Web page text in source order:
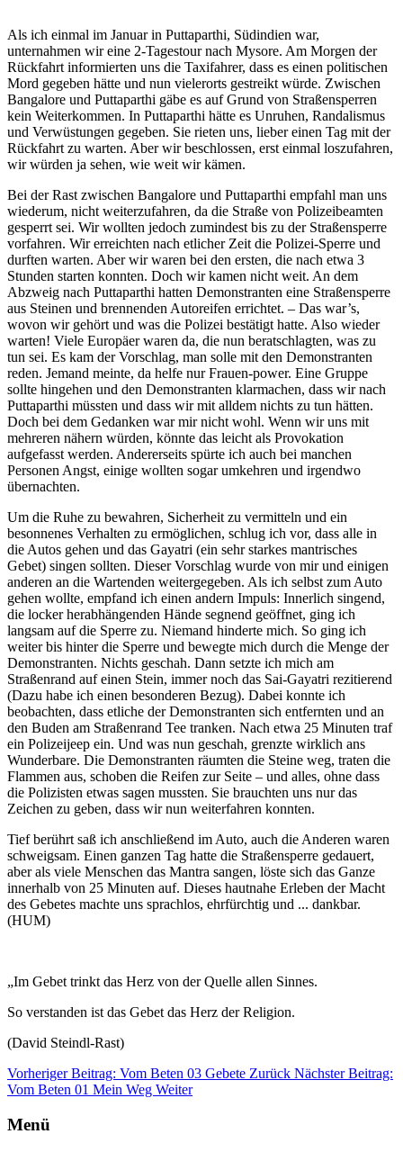
Als ich einmal im Januar in Puttaparthi, Südindien war,
unternahmen wir eine 2-Tagestour nach Mysore. Am Morgen der
Rückfahrt informierten uns die Taxifahrer, dass es einen politischen
Mord gegeben hätte und nun vielerorts gestreikt würde. Zwischen
Bangalore und Puttaparthi gäbe es auf Grund von Straßensperren
kein Weiterkommen. In Puttaparthi hätte es Unruhen, Randalismus
und Verwüstungen gegeben. Sie rieten uns, lieber einen Tag mit der
Rückfahrt zu warten. Aber wir beschlossen, erst einmal loszufahren,
wir würden ja sehen, wie weit wir kämen.
Bei der Rast zwischen Bangalore und Puttaparthi empfahl man uns
wiederum, nicht weiterzufahren, da die Straße von Polizeibeamten
gesperrt sei. Wir wollten jedoch zumindest bis zu der Straßensperre
vorfahren. Wir erreichten nach etlicher Zeit die Polizei-Sperre und
durften warten. Aber wir waren bei den ersten, die nach etwa 3
Stunden starten konnten. Doch wir kamen nicht weit. An dem
Abzweig nach Puttaparthi hatten Demonstranten eine Straßensperre
aus Steinen und brennenden Autoreifen errichtet. – Das war’s,
wovon wir gehört und was die Polizei bestätigt hatte. Also wieder
warten! Viele Europäer waren da, die nun beratschlagten, was zu
tun sei. Es kam der Vorschlag, man solle mit den Demonstranten
reden. Jemand meinte, da helfe nur Frauen-power. Eine Gruppe
sollte hingehen und den Demonstranten klarmachen, dass wir nach
Puttaparthi müssten und dass wir mit alldem nichts zu tun hätten.
Doch bei dem Gedanken war mir nicht wohl. Wenn wir uns mit
mehreren nähern würden, könnte das leicht als Provokation
aufgefasst werden. Andererseits spürte ich auch bei manchen
Personen Angst, einige wollten sogar umkehren und irgendwo
übernachten.
Um die Ruhe zu bewahren, Sicherheit zu vermitteln und ein
besonnenes Verhalten zu ermöglichen, schlug ich vor, dass alle in
die Autos gehen und das Gayatri (ein sehr starkes mantrisches
Gebet) singen sollten. Dieser Vorschlag wurde von mir und einigen
anderen an die Wartenden weitergegeben. Als ich selbst zum Auto
gehen wollte, empfand ich einen andern Impuls: Innerlich singend,
die locker herabhängenden Hände segnend geöffnet, ging ich
langsam auf die Sperre zu. Niemand hinderte mich. So ging ich
weiter bis hinter die Sperre und bewegte mich durch die Menge der
Demonstranten. Nichts geschah. Dann setzte ich mich am
Straßenrand auf einen Stein, immer noch das Sai-Gayatri rezitierend
(Dazu habe ich einen besonderen Bezug). Dabei konnte ich
beobachten, dass etliche der Demonstranten sich entfernten und an
den Buden am Straßenrand Tee tranken. Nach etwa 25 Minuten traf
ein Polizeijeep ein. Und was nun geschah, grenzte wirklich ans
Wunderbare. Die Demonstranten räumten die Steine weg, traten die
Flammen aus, schoben die Reifen zur Seite – und alles, ohne dass
die Polizisten etwas sagen mussten. Sie brauchten uns nur das
Zeichen zu geben, dass wir nun weiterfahren konnten.
Tief berührt saß ich anschließend im Auto, auch die Anderen waren
schweigsam. Einen ganzen Tag hatte die Straßensperre gedauert,
aber als viele Menschen das Mantra sangen, löste sich das Ganze
innerhalb von 25 Minuten auf. Dieses hautnahe Erleben der Macht
des Gebetes machte uns sprachlos, ehrfürchtig und ... dankbar.
(HUM)
„Im Gebet trinkt das Herz von der Quelle allen Sinnes.
So verstanden ist das Gebet das Herz der Religion.
(David Steindl-Rast)
Vorheriger Beitrag: Vom Beten 03 Gebete Zurück Nächster Beitrag:
Vom Beten 01 Mein Weg Weiter
Menü